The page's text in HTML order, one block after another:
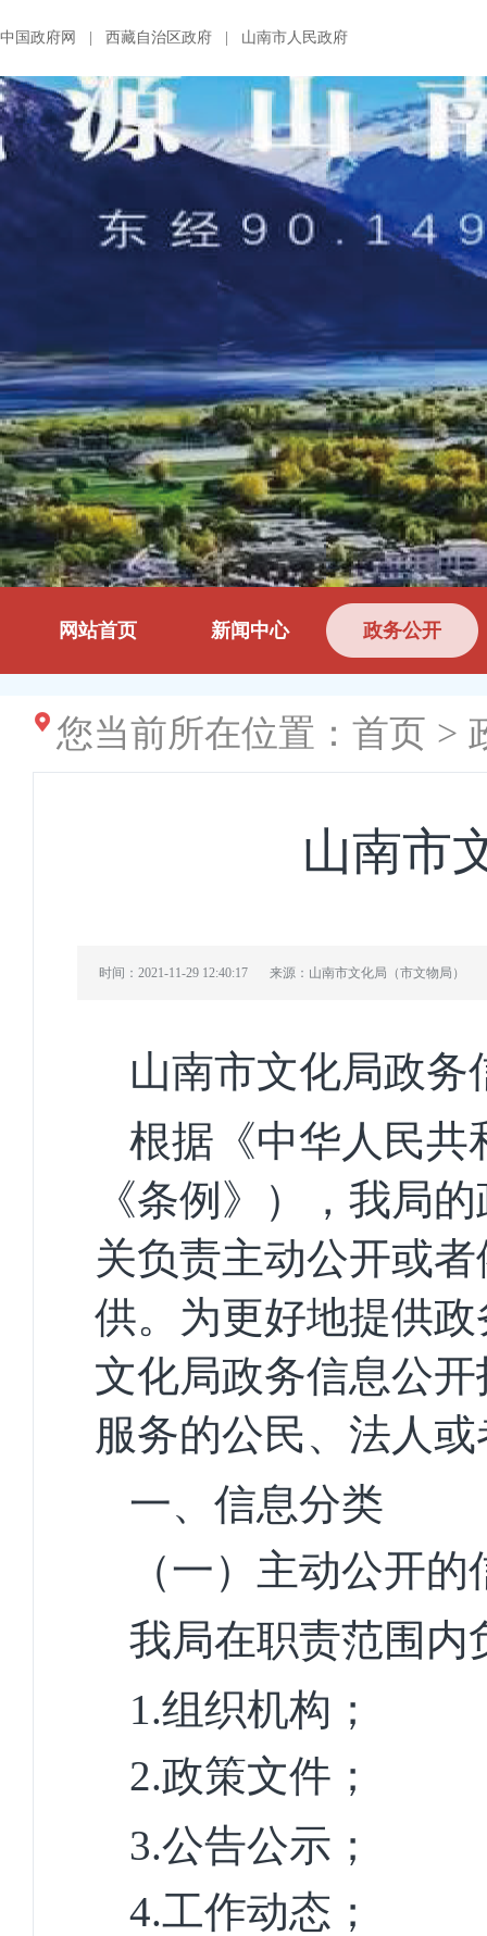
中国政府网 西藏自治区政府 山南市人民政府
网站首页 新闻中心 政务公开
您当前所在位置： 首页 >
山南市
时间：2021-11-29 12:40:17 来源：山南市文化局（市文物局）
山南市文化局政务
根据《中华人民共
《条例》），我局
关负责主动公开或
供。为更好地提供
文化局政务信息公
服务的公民、法人
一、信息分类
（一）主动公开的
我局在职责范围内
1.组织机构；
2.政策文件；
3.公告公示；
4.工作动态；